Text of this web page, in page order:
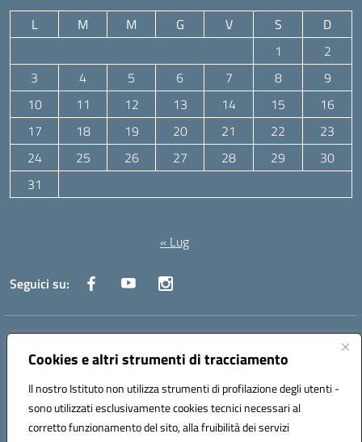
Cookies e altri strumenti di tracciamento
Il nostro Istituto non utilizza strumenti di profilazione degli utenti -
sono utilizzati esclusivamente cookies tecnici necessari al
corretto funzionamento del sito, alla fruibilità dei servizi
L M M G V S
D
1
2
3
4 5 6 7 8
9
10
11 12 13 14 15
16
17
18 19 20 21 22
23
24
25 26 27 28 29
30
31
« Lug
Seguici su:
Indirizzo:Via Canale 1, Ancona
Centralino:071 204723 Email:anpc010006@istruzione.it
Codice fiscale: 93020970427
Codice meccanografico:
ANPC010006
Codice unico di fatturazione (CUF): UFBE6V